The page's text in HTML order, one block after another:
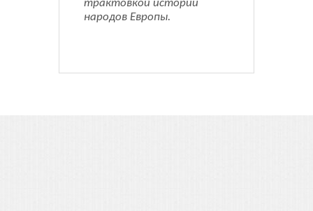
трактовкой истории
народов Европы.